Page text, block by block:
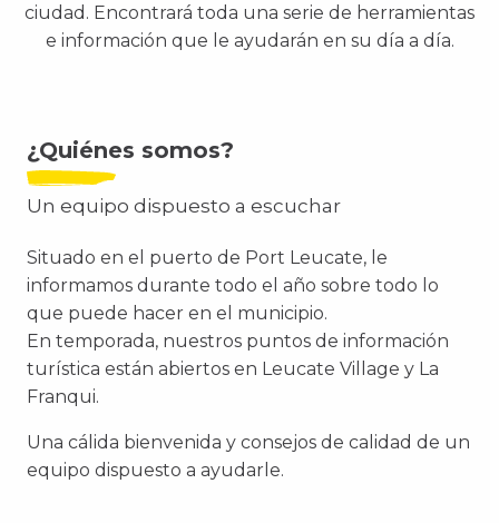
ciudad. Encontrará toda una serie de herramientas
e información que le ayudarán en su día a día.
¿Quiénes somos?
Un equipo dispuesto a escuchar
Situado en el puerto de Port Leucate, le
informamos durante todo el año sobre todo lo
que puede hacer en el municipio.
En temporada, nuestros puntos de información
turística están abiertos en Leucate Village y La
Franqui.
Una cálida bienvenida y consejos de calidad de un
equipo dispuesto a ayudarle.